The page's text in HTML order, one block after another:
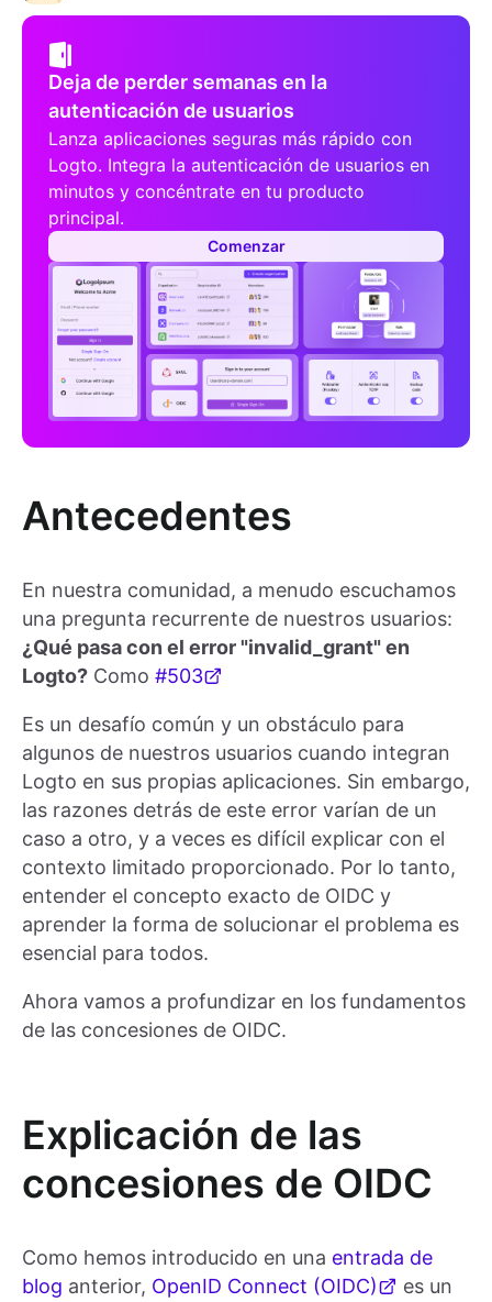
Deja de perder semanas en la
autenticación de usuarios
Lanza aplicaciones seguras más rápido con
Logto. Integra la autenticación de usuarios en
minutos y concéntrate en tu producto
principal.
Comenzar
Antecedentes
En nuestra comunidad, a menudo escuchamos
una pregunta recurrente de nuestros usuarios:
¿Qué pasa con el error "invalid_grant" en
Logto? Como #503
Es un desafío común y un obstáculo para
algunos de nuestros usuarios cuando integran
Logto en sus propias aplicaciones. Sin embargo,
las razones detrás de este error varían de un
caso a otro, y a veces es difícil explicar con el
contexto limitado proporcionado. Por lo tanto,
entender el concepto exacto de OIDC y
aprender la forma de solucionar el problema es
esencial para todos.
Ahora vamos a profundizar en los fundamentos
de las concesiones de OIDC.
Explicación de las
concesiones de OIDC
Como hemos introducido en una entrada de
blog anterior, OpenID Connect (OIDC)
es un